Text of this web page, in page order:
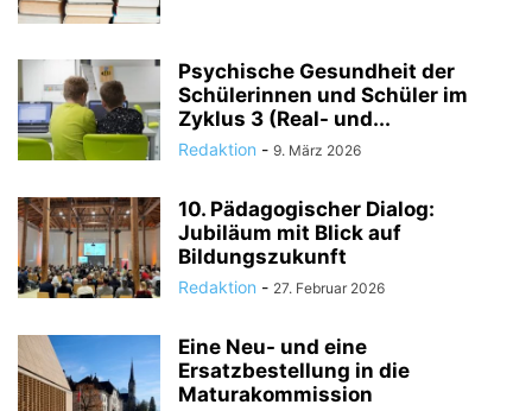
Psychische Gesundheit der
Schülerinnen und Schüler im
Zyklus 3 (Real- und...
Redaktion - 9. März 2026
10. Pädagogischer Dialog:
Jubiläum mit Blick auf
Bildungszukunft
Redaktion - 27. Februar 2026
Eine Neu- und eine
Ersatzbestellung in die
Maturakommission